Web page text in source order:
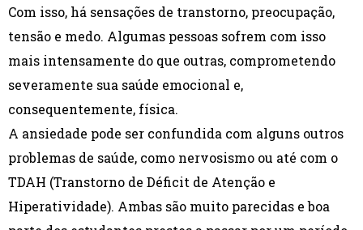
Com isso, há sensações de transtorno, preocupação,
tensão e medo. Algumas pessoas sofrem com isso
mais intensamente do que outras, comprometendo
severamente sua saúde emocional e,
consequentemente, física.
A ansiedade pode ser confundida com alguns outros
problemas de saúde, como nervosismo ou até com o
TDAH (Transtorno de Déficit de Atenção e
Hiperatividade). Ambas são muito parecidas e boa